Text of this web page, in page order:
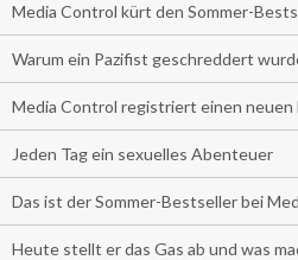
Media Control kürt den Sommer-
Warum ein Pazifist geschreddert
Media Control registriert einen
Jeden Tag ein sexuelles Abenteuer
Das ist der Sommer-Bestseller bei
Heute stellt er das Gas ab und was